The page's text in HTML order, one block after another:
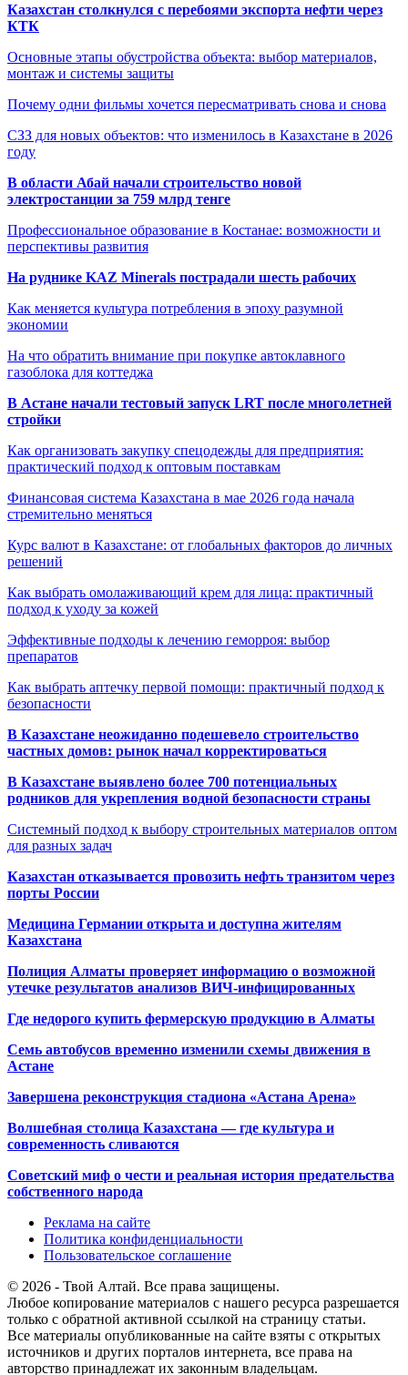
Казахстан столкнулся с перебоями экспорта нефти через
КТК
Основные этапы обустройства объекта: выбор материалов,
монтаж и системы защиты
Почему одни фильмы хочется пересматривать снова и снова
СЗЗ для новых объектов: что изменилось в Казахстане в 2026
году
В области Абай начали строительство новой
электростанции за 759 млрд тенге
Профессиональное образование в Костанае: возможности и
перспективы развития
На руднике KAZ Minerals пострадали шесть рабочих
Как меняется культура потребления в эпоху разумной
экономии
На что обратить внимание при покупке автоклавного
газоблока для коттеджа
В Астане начали тестовый запуск LRT после многолетней
стройки
Как организовать закупку спецодежды для предприятия:
практический подход к оптовым поставкам
Финансовая система Казахстана в мае 2026 года начала
стремительно меняться
Курс валют в Казахстане: от глобальных факторов до личных
решений
Как выбрать омолаживающий крем для лица: практичный
подход к уходу за кожей
Эффективные подходы к лечению геморроя: выбор
препаратов
Как выбрать аптечку первой помощи: практичный подход к
безопасности
В Казахстане неожиданно подешевело строительство
частных домов: рынок начал корректироваться
В Казахстане выявлено более 700 потенциальных
родников для укрепления водной безопасности страны
Системный подход к выбору строительных материалов оптом
для разных задач
Казахстан отказывается провозить нефть транзитом через
порты России
Медицина Германии открыта и доступна жителям
Казахстана
Полиция Алматы проверяет информацию о возможной
утечке результатов анализов ВИЧ-инфицированных
Где недорого купить фермерскую продукцию в Алматы
Семь автобусов временно изменили схемы движения в
Астане
Завершена реконструкция стадиона «Астана Арена»
Волшебная столица Казахстана — где культура и
современность сливаются
Советский миф о чести и реальная история предательства
собственного народа
Реклама на сайте
Политика конфиденциальности
Пользовательское соглашение
© 2026 - Твой Алтай. Все права защищены.
Любое копирование материалов с нашего ресурса разрешается
только с обратной активной ссылкой на страницу статьи.
Все материалы опубликованные на сайте взяты с открытых
источников и других порталов интернета, все права на
авторство принадлежат их законным владельцам.